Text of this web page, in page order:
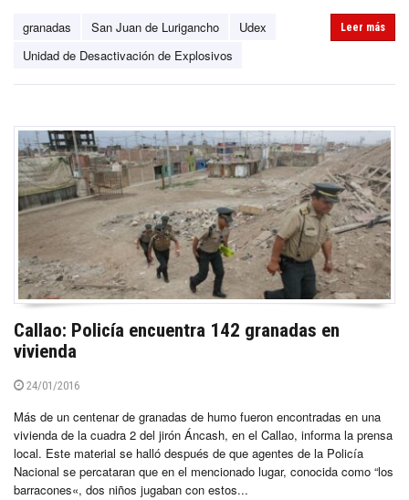
granadas San Juan de Lurigancho
Udex
Unidad de Desactivación de Explosivos
Leer más
Callao: Policía encuentra 142 granadas en
vivienda
24/01/2016
Más de un centenar de granadas de humo fueron encontradas en una
vivienda de la cuadra 2 del jirón Áncash, en el Callao, informa la prensa
local. Este material se halló después de que agentes de la Policía
Nacional se percataran que en el mencionado lugar, conocida como “los
barracones«, dos niños jugaban con estos...